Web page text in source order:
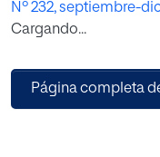
ambiguo-engañoso,
competencial.
Nº 232, septiembre-
Cargando...
Página completa